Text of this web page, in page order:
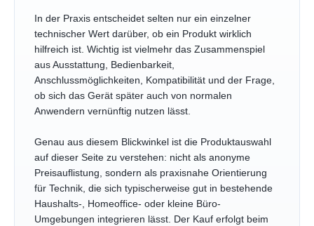
In der Praxis entscheidet selten nur ein einzelner
technischer Wert darüber, ob ein Produkt wirklich
hilfreich ist. Wichtig ist vielmehr das Zusammenspiel
aus Ausstattung, Bedienbarkeit,
Anschlussmöglichkeiten, Kompatibilität und der Frage,
ob sich das Gerät später auch von normalen
Anwendern vernünftig nutzen lässt.
Genau aus diesem Blickwinkel ist die Produktauswahl
auf dieser Seite zu verstehen: nicht als anonyme
Preisauflistung, sondern als praxisnahe Orientierung
für Technik, die sich typischerweise gut in bestehende
Haushalts-, Homeoffice- oder kleine Büro-
Umgebungen integrieren lässt. Der Kauf erfolgt beim